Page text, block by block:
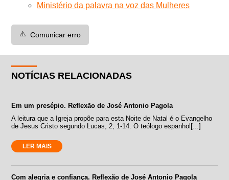
Ministério da palavra na voz das Mulheres
⚠️ Comunicar erro
NOTÍCIAS RELACIONADAS
Em um presépio. Reflexão de José Antonio Pagola
A leitura que a Igreja propõe para esta Noite de Natal é o Evangelho
de Jesus Cristo segundo Lucas, 2, 1-14. O teólogo espanhol[...]
LER MAIS
Com alegria e confiança. Reflexão de José Antonio Pagola